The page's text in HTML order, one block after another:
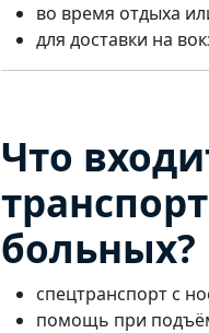
во время отдыха
для доставки на
Что
больных?
спецтранспорт с
помощь при